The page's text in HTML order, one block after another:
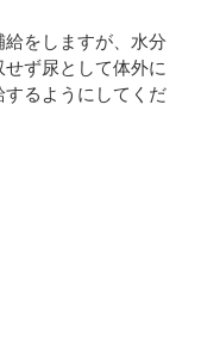
をしますが、水分
ず尿として体外に
るようにしてくだ